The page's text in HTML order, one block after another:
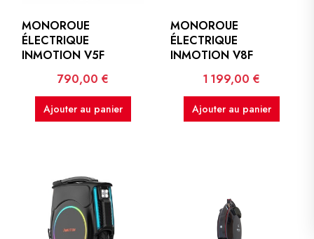
MONOROUE
ÉLECTRIQUE
INMOTION V5F
Prix
790,00 €
Ajouter au panier
MONOROUE
ÉLECTRIQUE
INMOTION V8F
Prix
1 199,00 €
Ajouter au panier